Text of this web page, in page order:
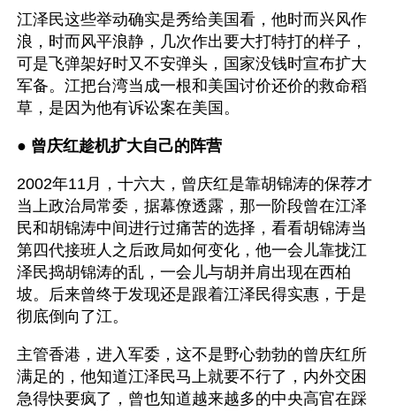
江泽民这些举动确实是秀给美国看，他时而兴风作
浪，时而风平浪静，几次作出要大打特打的样子，
可是飞弹架好时又不安弹头，国家没钱时宣布扩大
军备。江把台湾当成一根和美国讨价还价的救命稻
草，是因为他有诉讼案在美国。
● 曾庆红趁机扩大自己的阵营
2002年11月，十六大，曾庆红是靠胡锦涛的保荐才
当上政治局常委，据幕僚透露，那一阶段曾在江泽
民和胡锦涛中间进行过痛苦的选择，看看胡锦涛当
第四代接班人之后政局如何变化，他一会儿靠拢江
泽民捣胡锦涛的乱，一会儿与胡并肩出现在西柏
坡。后来曾终于发现还是跟着江泽民得实惠，于是
彻底倒向了江。
主管香港，进入军委，这不是野心勃勃的曾庆红所
满足的，他知道江泽民马上就要不行了，内外交困
急得快要疯了，曾也知道越来越多的中央高官在踩